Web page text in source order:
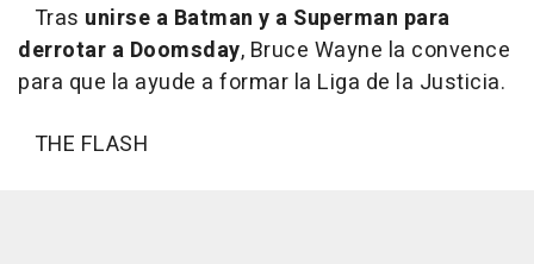
Tras unirse a Batman y a Superman para
derrotar a Doomsday, Bruce Wayne la convence
para que la ayude a formar la Liga de la Justicia.
THE FLASH